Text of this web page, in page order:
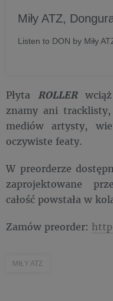
Miły ATZ,
Listen to DON by Miły
Płyta ROLLERwciąż
znamy ani
mediów artysty,
oczywiste featy.
W preorderze
zaprojektowane
całość powstała w
Zamów preorder:
MIŁY ATZ